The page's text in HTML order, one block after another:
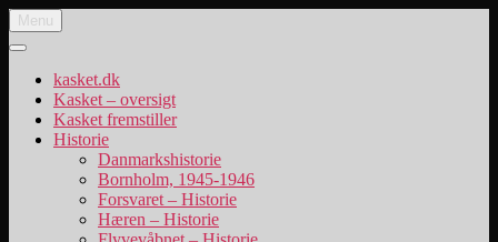
Videre
til
indhold
Danske uniformskasketter
uniformskasketter og lidt historie
Menu
kasket.dk
Kasket – oversigt
Kasket fremstiller
Historie
Danmarkshistorie
Bornholm, 1945-1946
Forsvaret – Historie
Hæren – Historie